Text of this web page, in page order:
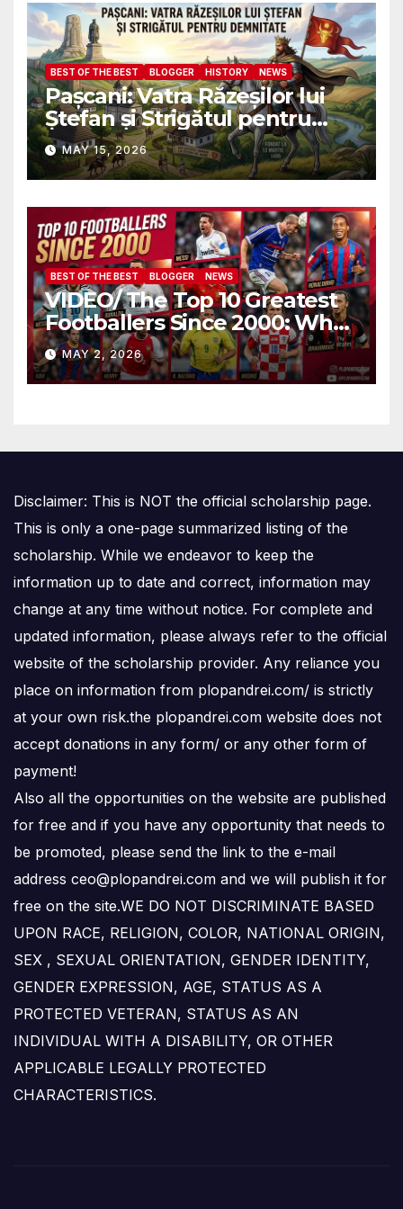
BEST OF THE BEST BLOGGER HISTORY NEWS
Pașcani: Vatra Răzeșilor lui
Ștefan și Strigătul pentru
Demnitate în Fața
Amalgamării
MAY 15, 2026
BEST OF THE BEST BLOGGER NEWS
VIDEO/ The Top 10 Greatest
Footballers Since 2000: Who
Is Number One
MAY 2, 2026
Disclaimer: This is NOT the official scholarship page.
This is only a one-page summarized listing of the
scholarship. While we endeavor to keep the
information up to date and correct, information may
change at any time without notice. For complete and
updated information, please always refer to the official
website of the scholarship provider. Any reliance you
place on information from plopandrei.com/ is strictly
at your own risk.the plopandrei.com website does not
accept donations in any form/ or any other form of
payment!
Also all the opportunities on the website are published
for free and if you have any opportunity that needs to
be promoted, please send the link to the e-mail
address ceo@plopandrei.com and we will publish it for
free on the site.WE DO NOT DISCRIMINATE BASED
UPON RACE, RELIGION, COLOR, NATIONAL ORIGIN,
SEX , SEXUAL ORIENTATION, GENDER IDENTITY,
GENDER EXPRESSION, AGE, STATUS AS A
PROTECTED VETERAN, STATUS AS AN
INDIVIDUAL WITH A DISABILITY, OR OTHER
APPLICABLE LEGALLY PROTECTED
CHARACTERISTICS.